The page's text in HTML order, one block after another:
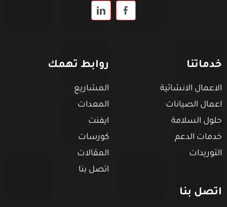
خدماتنا
الاعمال الانشائية
اعمال الصيانات
حلول السلامة
خدمات الدعم
التوريدات
روابط تهمك
المشاريع
المعدات
ايفنت
كورسات
المقالات
اتصل بنا
اتصل بنا